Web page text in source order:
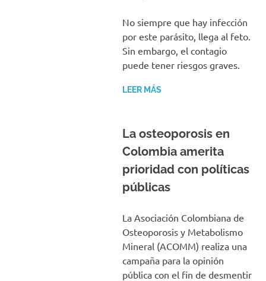
No siempre que hay infección
por este parásito, llega al feto.
Sin embargo, el contagio
puede tener riesgos graves.
LEER MÁS
La osteoporosis en
Colombia amerita
prioridad con políticas
públicas
La Asociación Colombiana de
Osteoporosis y Metabolismo
Mineral (ACOMM) realiza una
campaña para la opinión
pública con el fin de desmentir